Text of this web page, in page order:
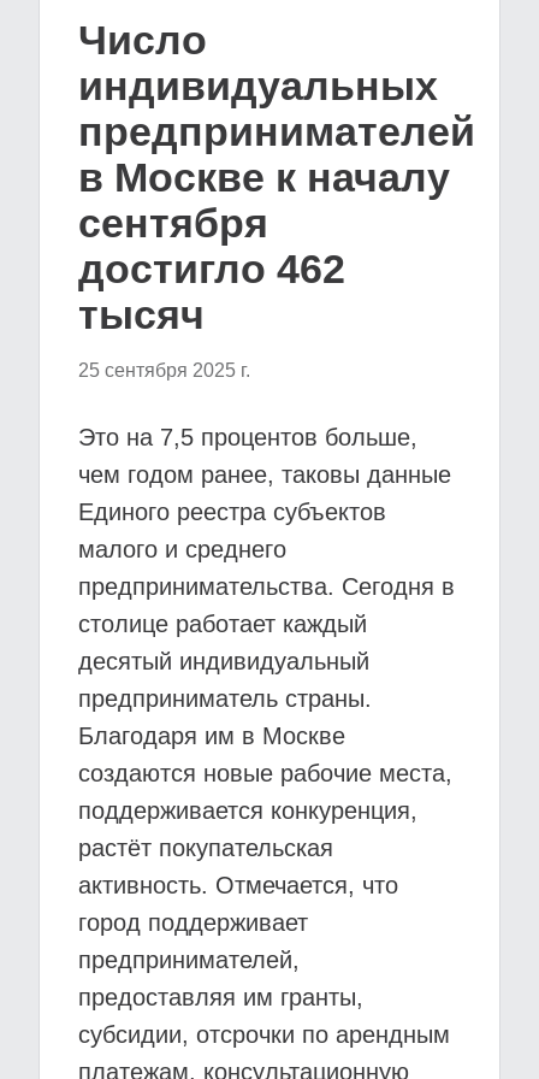
Число
индивидуальных
предпринимателей
в Москве к началу
сентября
достигло 462
тысяч
25 сентября 2025 г.
Это на 7,5 процентов больше,
чем годом ранее, таковы данные
Единого реестра субъектов
малого и среднего
предпринимательства. Сегодня в
столице работает каждый
десятый индивидуальный
предприниматель страны.
Благодаря им в Москве
создаются новые рабочие места,
поддерживается конкуренция,
растёт покупательская
активность. Отмечается, что
город поддерживает
предпринимателей,
предоставляя им гранты,
субсидии, отсрочки по арендным
платежам, консультационную